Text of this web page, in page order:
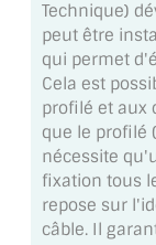
MIROIR TV
VERRE SUR
VERRE
VERRE
PAROI DE
Technique)
peut être
qui permet
Cela est
profilé et aux
que le profilé
nécessite
fixation tous
repose sur
câble. Il